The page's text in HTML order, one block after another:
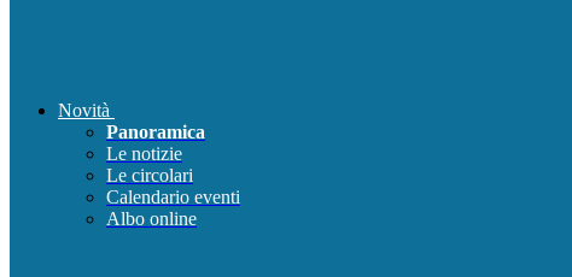
Novità
Panoramica
Le notizie
Le circolari
Calendario eventi
Albo online